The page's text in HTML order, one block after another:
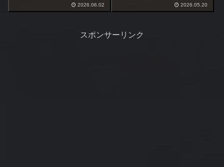
る地磯、うねりが高くても出来
2026.06.02
ぐ撤収するつもり。ここは昨年
2026.05.20
スポンサーリンク